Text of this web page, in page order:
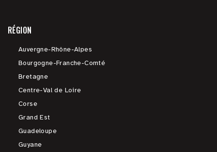
RÉGION
Auvergne-Rhône-Alpes
Bourgogne-Franche-Comté
Bretagne
Centre-Val de Loire
Corse
Grand Est
Guadeloupe
Guyane